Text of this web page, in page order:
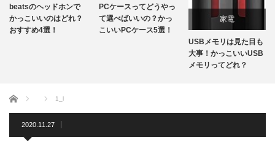
beatsのヘッドホンで
かっこいいのはどれ？
おすすめ4選！
PCケースってどうやっ
て選べばいいの？かっ
こいいPCケース5選！
家電
USBメモリは見た目も
大事！かっこいいUSB
メモリってどれ？
ホーム 1_l
2020.11.27